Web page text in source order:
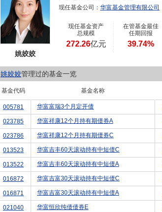
姚姣姣
现任基金公司： 华富基金管理有限公司
现任基金资产
总规模
272.26亿元
在管基金最佳
任期回报
39.74%
姚姣姣管理过的基金一览
基金代码 基金名称
005781 华富富瑞3个月定开债
023785 华富祥康12个月持有期债券A
023786 华富祥康12个月持有期债券C
013523 华富吉丰60天滚动持有中短债C
013522 华富吉丰60天滚动持有中短债A
016872 华富吉富30天滚动持有中短债C
016871 华富吉富30天滚动持有中短债A
021040 华富恒欣纯债债券E